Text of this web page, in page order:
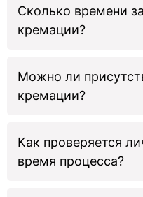
Сколько времени
кремации?
Можно ли
кремации?
Как проверяется
время процесса?